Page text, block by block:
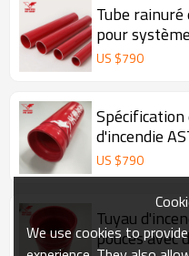
Tube rainuré
pour
de
US $790
Spécification
d'incendie
US $790
Tuyau
pouces avec
We use cookies to